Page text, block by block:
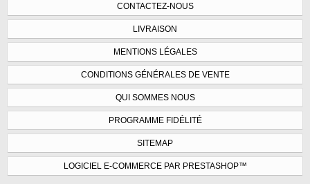
CONTACTEZ-NOUS
LIVRAISON
MENTIONS LÉGALES
CONDITIONS GÉNÉRALES DE VENTE
QUI SOMMES NOUS
PROGRAMME FIDÉLITÉ
SITEMAP
LOGICIEL E-COMMERCE PAR PRESTASHOP™